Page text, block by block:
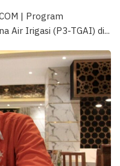
| Program
Air Irigasi (P3-TGAI) di...